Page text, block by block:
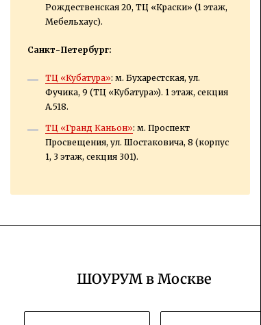
Рождественская 20, ТЦ «Краски» (1 этаж,
Мебельхаус).
Санкт-Петербург:
ТЦ «Кубатура»: м. Бухарестская, ул.
Фучика, 9 (ТЦ «Кубатура»). 1 этаж, секция
А.518.
ТЦ «Гранд Каньон»: м. Проспект
Просвещения, ул. Шостаковича, 8 (корпус
1, 3 этаж, секция 301).
ШОУРУМ в Москве